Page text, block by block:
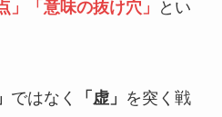
」「意味の抜け穴」
とい
ではなく 「虚」 を突く戦